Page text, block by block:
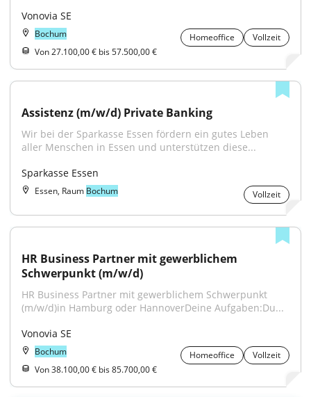
Vonovia SE
Bochum Homeoffice
Vollzeit
Von 27.100,00 € bis 57.500,00 €
Assistenz (m/w/d) Private Banking
Wir bei der Sparkasse Essen fördern ein gutes Leben
aller Menschen in Essen und unterstützen diese...
Sparkasse Essen
Essen, Raum Bochum Vollzeit
HR Business Partner mit gewerblichem
Schwerpunkt (m/w/d)
HR Business Partner mit gewerblichem Schwerpunkt
(m/w/d)in Hamburg oder HannoverDeine Aufgaben:Du...
Vonovia SE
Bochum Homeoffice
Vollzeit
Von 38.100,00 € bis 85.700,00 €